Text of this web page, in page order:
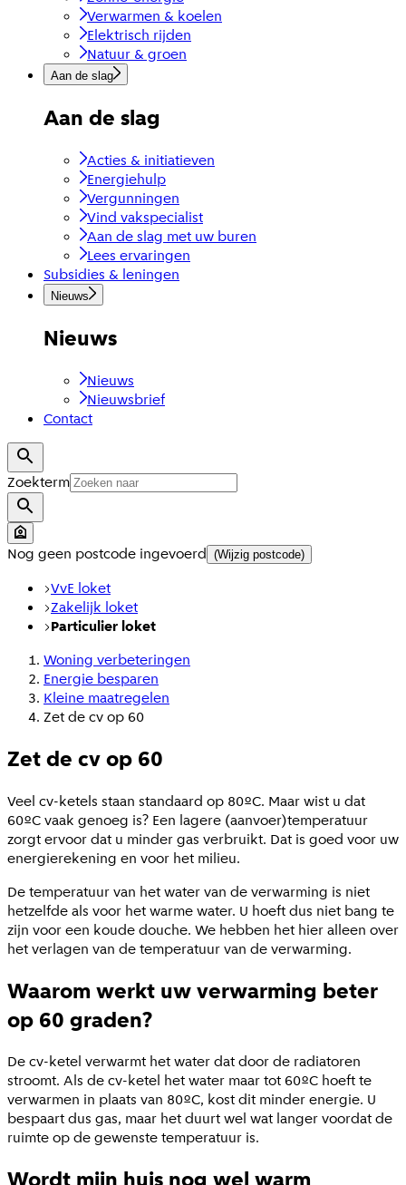
Verwarmen & koelen
Elektrisch rijden
Natuur & groen
Aan de slag
Aan de slag
Acties & initiatieven
Energiehulp
Vergunningen
Vind vakspecialist
Aan de slag met uw buren
Lees ervaringen
Subsidies & leningen
Nieuws
Nieuws
Nieuws
Nieuwsbrief
Contact
Zoekterm
Nog geen postcode ingevoerd (Wijzig postcode)
VvE loket
Zakelijk loket
Particulier loket
Woning verbeteringen
Energie besparen
Kleine maatregelen
Zet de cv op 60
Zet de cv op 60
Veel cv-ketels staan standaard op 80ºC. Maar wist u dat
60ºC vaak genoeg is? Een lagere (aanvoer)temperatuur
zorgt ervoor dat u minder gas verbruikt. Dat is goed voor uw
energierekening en voor het milieu.
De temperatuur van het water van de verwarming is niet
hetzelfde als voor het warme water. U hoeft dus niet bang te
zijn voor een koude douche. We hebben het hier alleen over
het verlagen van de temperatuur van de verwarming.
Waarom werkt uw verwarming beter
op 60 graden?
De cv-ketel verwarmt het water dat door de radiatoren
stroomt. Als de cv-ketel het water maar tot 60ºC hoeft te
verwarmen in plaats van 80ºC, kost dit minder energie. U
bespaart dus gas, maar het duurt wel wat langer voordat de
ruimte op de gewenste temperatuur is.